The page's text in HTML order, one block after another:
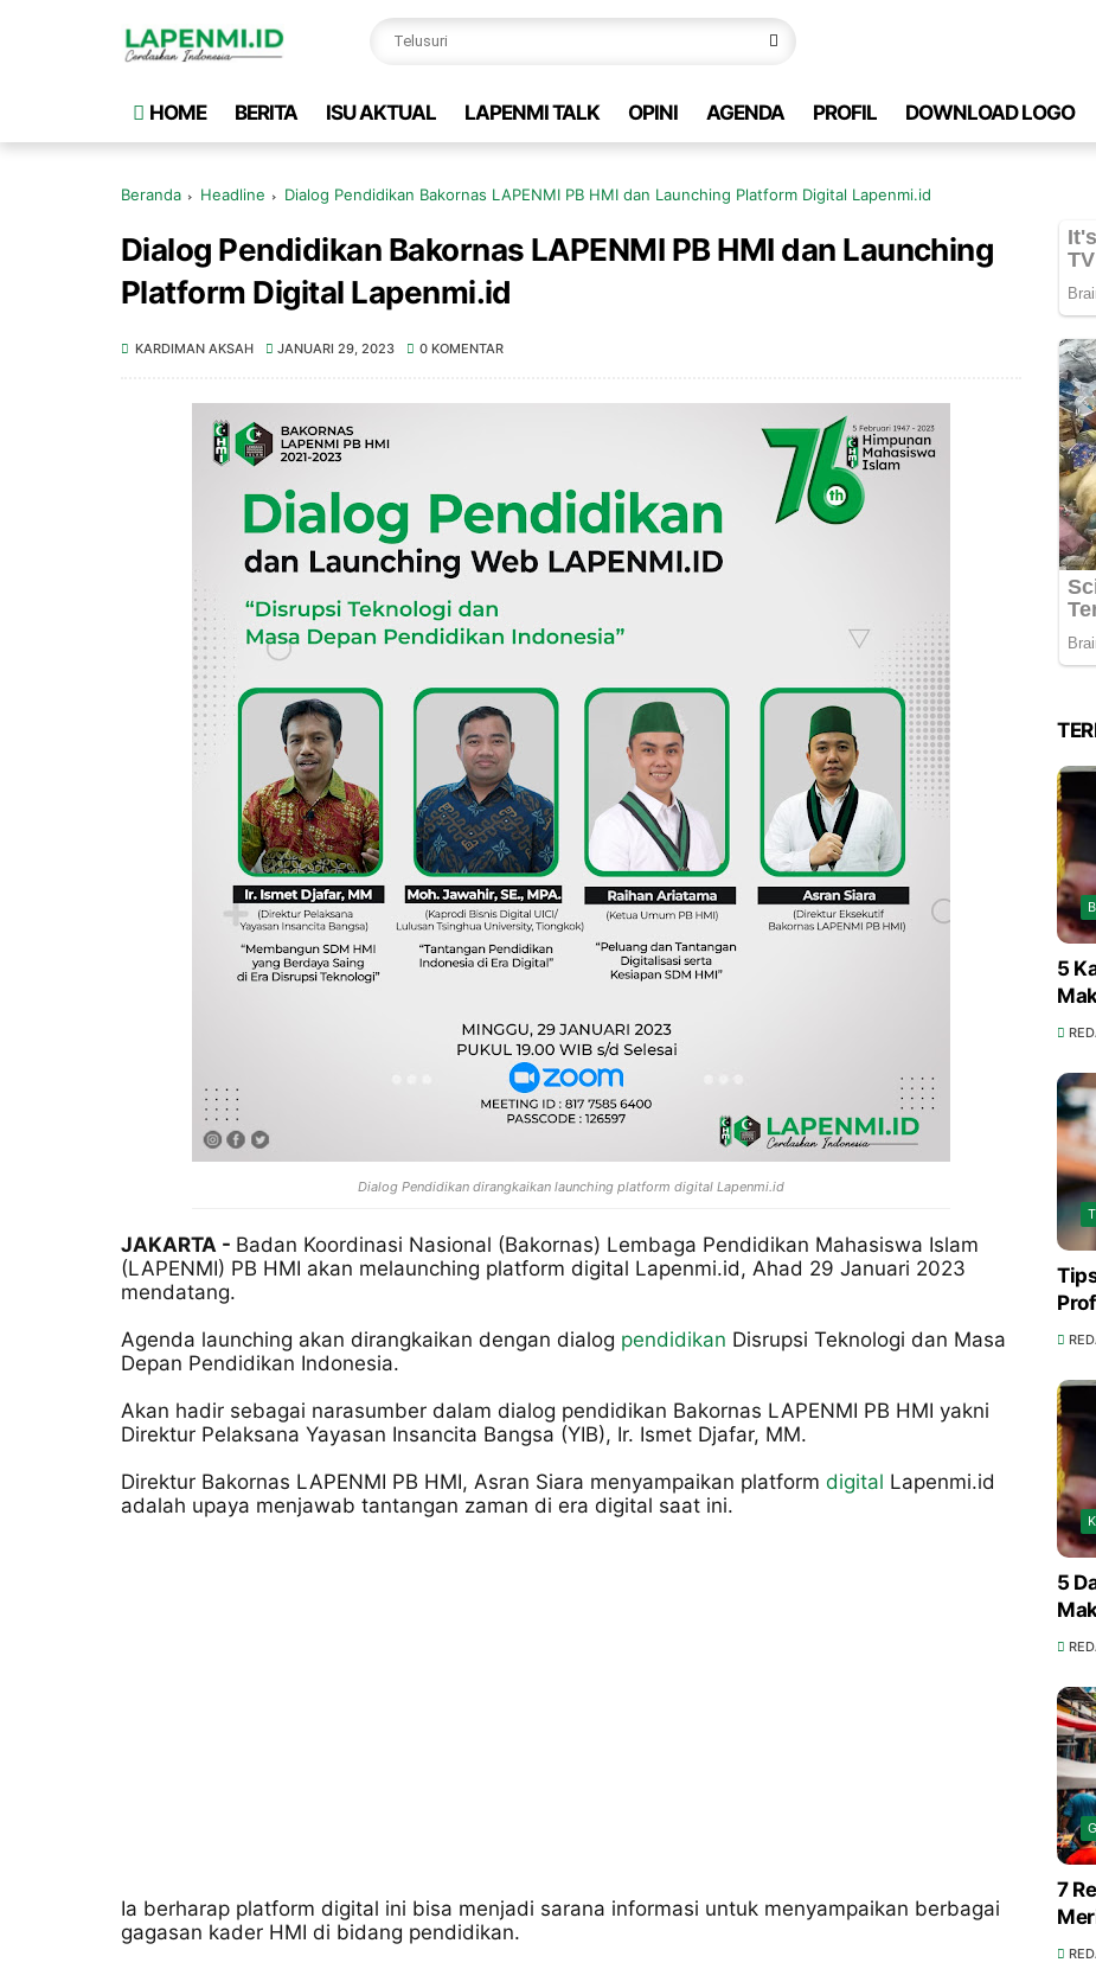
HOME BERITA ISU AKTUAL LAPENMI TALK OPINI AGENDA PROFIL DOWNLOAD LOGO
Beranda Headline Dialog Pendidikan Bakornas LAPENMI PB HMI dan Launching Platform Digital Lapenmi.id
Dialog Pendidikan Bakornas LAPENMI PB HMI dan Launching
Platform Digital Lapenmi.id
KARDIMAN AKSAH JANUARI 29, 2023 0 KOMENTAR
Dialog Pendidikan dirangkaikan launching platform digital Lapenmi.id
JAKARTA - Badan Koordinasi Nasional (Bakornas) Lembaga Pendidikan Mahasiswa Islam
(LAPENMI) PB HMI akan melaunching platform digital Lapenmi.id, Ahad 29 Januari 2023
mendatang.
Agenda launching akan dirangkaikan dengan dialog pendidikan Disrupsi Teknologi dan Masa
Depan Pendidikan Indonesia.
Akan hadir sebagai narasumber dalam dialog pendidikan Bakornas LAPENMI PB HMI yakni
Direktur Pelaksana Yayasan Insancita Bangsa (YIB), Ir. Ismet Djafar, MM.
Direktur Bakornas LAPENMI PB HMI, Asran Siara menyampaikan platform digital Lapenmi.id
adalah upaya menjawab tantangan zaman di era digital saat ini.
Ia berharap platform digital ini bisa menjadi sarana informasi untuk menyampaikan berbagai
gagasan kader HMI di bidang pendidikan.
5
5
7